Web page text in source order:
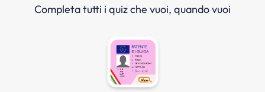
Completa tutti i quiz che vuoi, quando vuoi